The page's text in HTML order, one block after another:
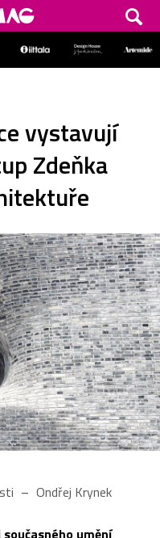
vystavují
Zdeňka
Ondřej Krynek
umění